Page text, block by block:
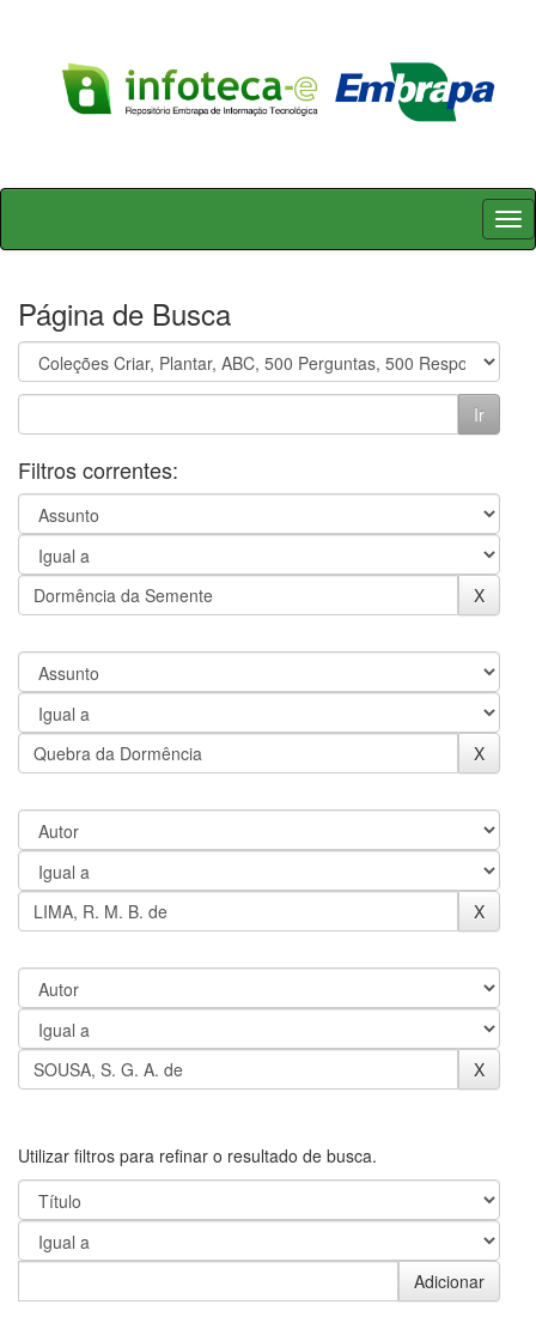
Skip
Página de Busca
Filtros correntes:
Utilizar filtros para refinar o resultado de busca.